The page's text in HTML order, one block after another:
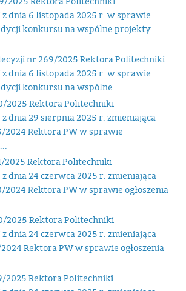
dnia 6 listopada 2025 r. w sprawie
konkursu na wspólne projekty
nr 269/2025 Rektora Politechniki
dnia 6 listopada 2025 r. w sprawie
konkursu na wspólne...
2025 Rektora Politechniki
dnia 29 sierpnia 2025 r. zmieniająca
2024 Rektora PW w sprawie
2025 Rektora Politechniki
dnia 24 czerwca 2025 r. zmieniająca
2024 Rektora PW w sprawie ogłoszenia
2025 Rektora Politechniki
dnia 24 czerwca 2025 r. zmieniająca
Rektora PW w sprawie ogłoszenia
2025 Rektora Politechniki